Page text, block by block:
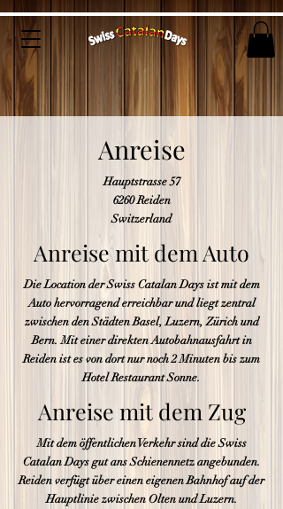
Anreise
Hauptstrasse 57
6260 Reiden
Switzerland
Anreise mit dem Auto
Die Location der Swiss Catalan Days ist mit dem
Auto hervorragend erreichbar und liegt zentral
zwischen den Städten Basel, Luzern, Zürich und
Bern. Mit einer direkten Autobahnausfahrt in
Reiden ist es von dort nur noch 2 Minuten bis zum
Hotel Restaurant Sonne.
Anreise mit dem Zug
Mit dem öffentlichen Verkehr sind die Swiss
Catalan Days gut ans Schienennetz angebunden.
Reiden verfügt über einen eigenen Bahnhof auf der
Hauptlinie zwischen Olten und Luzern.